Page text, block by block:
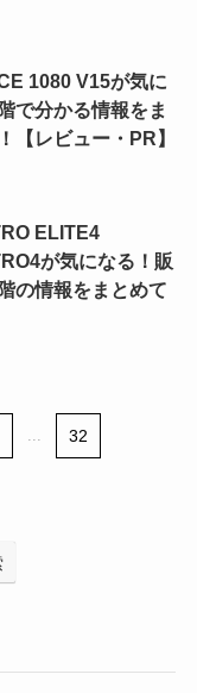
1080 V15が気に
で分かる情報をま
【レビュー・PR】
ELITE4
が気になる！販
の情報をまとめて
32